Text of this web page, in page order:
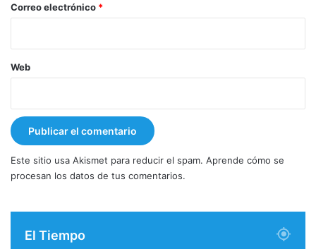
*
Correo electrónico *
Web
Este sitio usa Akismet para reducir el spam. Aprende cómo se
procesan los datos de tus comentarios.
El Tiempo